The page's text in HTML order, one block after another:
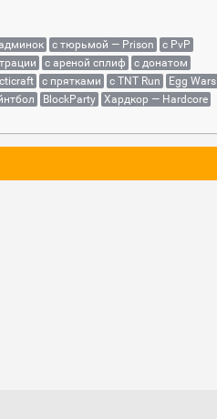
с тюрьмой — Prison
с PvP
с ареной сплиф
с донатом
с прятками с TNT Run
Egg Wars
BlockParty
Хардкор — Hardcore